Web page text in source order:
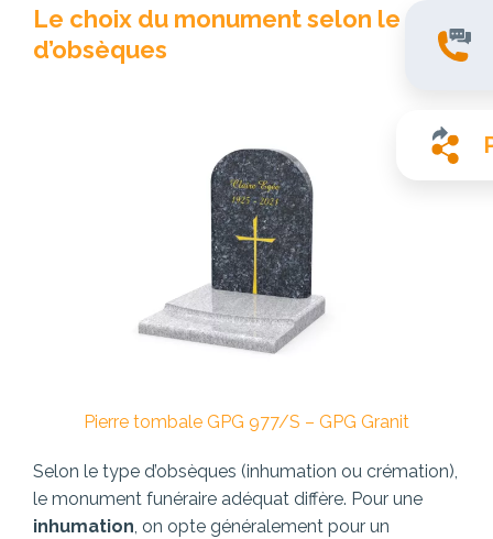
Le choix du monument selon le type
d’obsèques
Pierre tombale GPG 977/S – GPG Granit
Selon le type d’obsèques (inhumation ou crémation),
le monument funéraire adéquat diffère. Pour une
inhumation, on opte généralement pour un